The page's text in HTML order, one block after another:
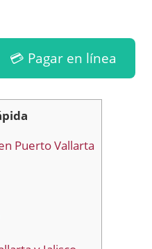
💳 Pagar en línea
Puerto Vallarta